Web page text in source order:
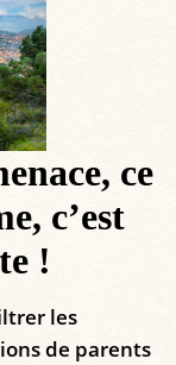
ce
c’est
!
les
de parents